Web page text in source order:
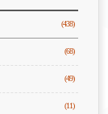
(438)
(68)
(49)
(11)